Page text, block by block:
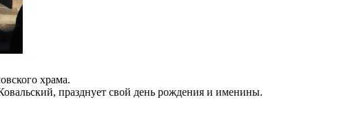
храма.
празднует свой день рождения и именины.